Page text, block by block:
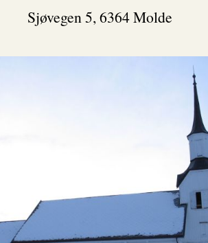
Sjøvegen 5, 6364 Molde